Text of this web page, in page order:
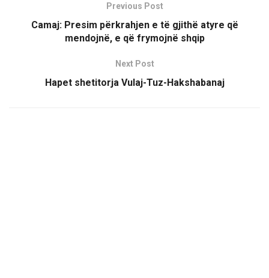
Previous Post
Camaj: Presim përkrahjen e të gjithë atyre që
mendojnë, e që frymojnë shqip
Next Post
Hapet shetitorja Vulaj-Tuz-Hakshabanaj